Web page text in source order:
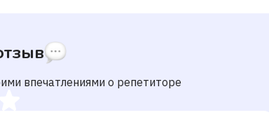
впечатлениями о репетиторе